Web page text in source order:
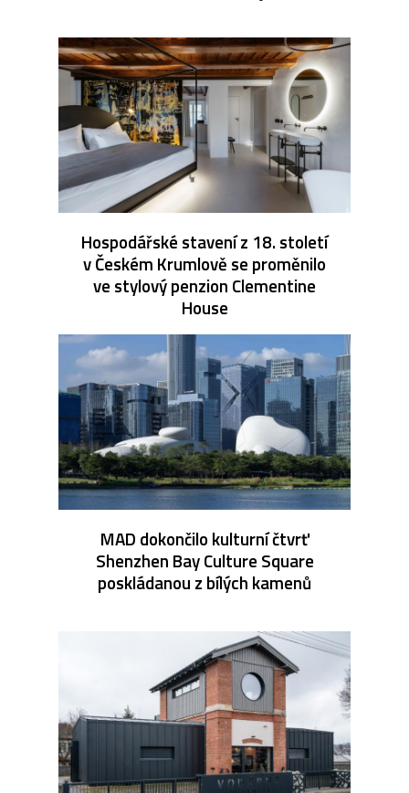
Hospodářské stavení z 18. století
v Českém Krumlově se proměnilo
ve stylový penzion Clementine
House
MAD dokončilo kulturní čtvrť
Shenzhen Bay Culture Square
poskládanou z bílých kamenů